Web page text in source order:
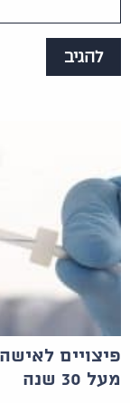
פיצויים
מעל 30 שנה